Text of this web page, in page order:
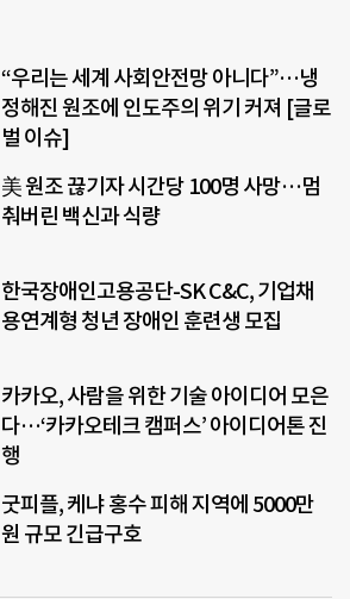
“우리는 세계 사회안전망 아니다”…냉
정해진 원조에 인도주의 위기 커져 [글로
벌 이슈]
美 원조 끊기자 시간당 100명 사망…멈
춰버린 백신과 식량
한국장애인고용공단-SK C&C, 기업채
용연계형 청년 장애인 훈련생 모집
카카오, 사람을 위한 기술 아이디어 모은
다…‘카카오테크 캠퍼스’ 아이디어톤 진
행
굿피플, 케냐 홍수 피해 지역에 5000만
원 규모 긴급구호